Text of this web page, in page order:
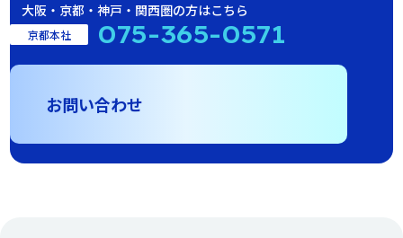
大阪・京都・神戸・関西圏の方はこちら
京都本社 075-365-0571
お問い合わせ